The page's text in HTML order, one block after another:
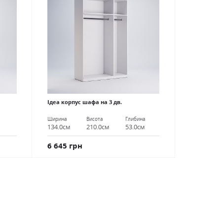
Ідеа корпус шафа на 3 дв.
Ширина
134.0см
Висота
210.0см
Глибина
53.0см
6 645 грн